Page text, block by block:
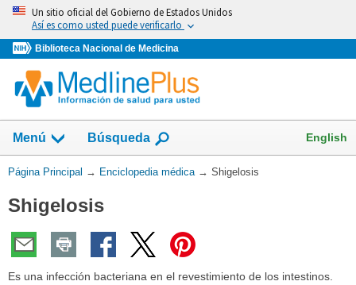
Omita
vaya
al
Contenido
Un sitio oficial del Gobierno de Estados Unidos
Así es como usted puede verificarlo
Biblioteca Nacional de Medicina
Menú Búsqueda English
Usted
aquí:
Página Principal → Enciclopedia médica → Shigelosis
Shigelosis
Es una infección bacteriana en el revestimiento de los intestinos.